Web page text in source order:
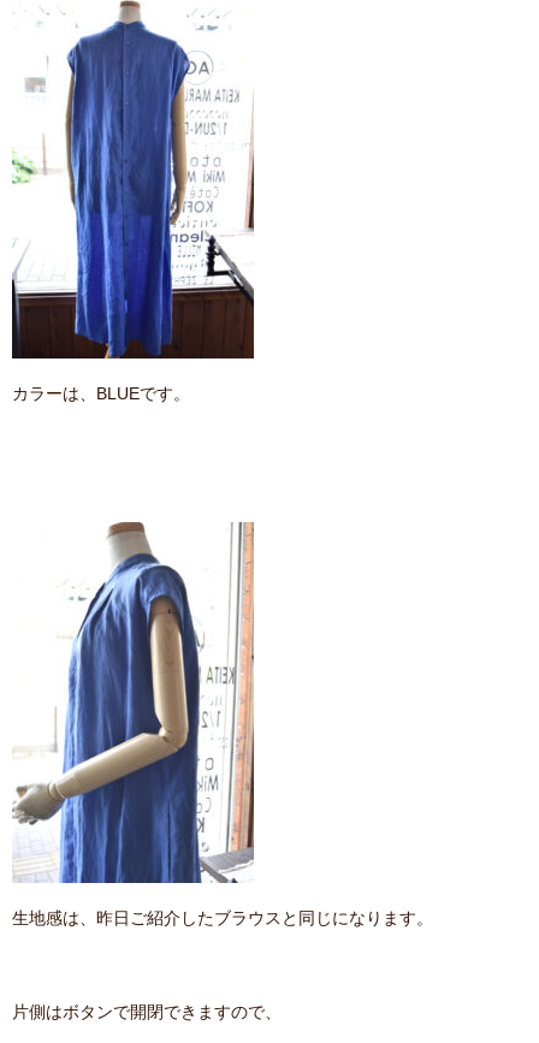
カラーは、BLUEです。
生地感は、昨日ご紹介したブラウスと同じになります。
片側はボタンで開閉できますので、